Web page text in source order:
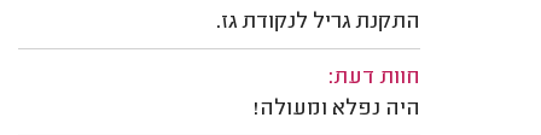
התקנת גריל לנקודת גז.
חוות דעת:
היה נפלא ומעולה!